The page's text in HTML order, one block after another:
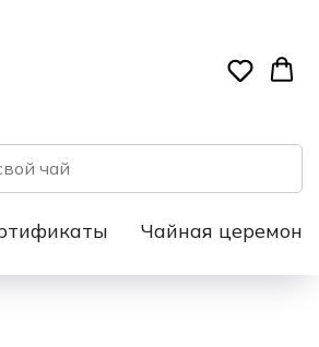
Чайная